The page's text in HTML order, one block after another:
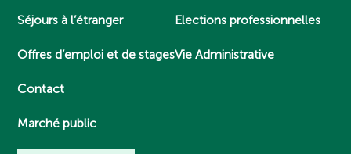
Séjours à l’étranger
Offres d’emploi et de stages
Contact
Marché public
Elections professionnelles
Vie Administrative